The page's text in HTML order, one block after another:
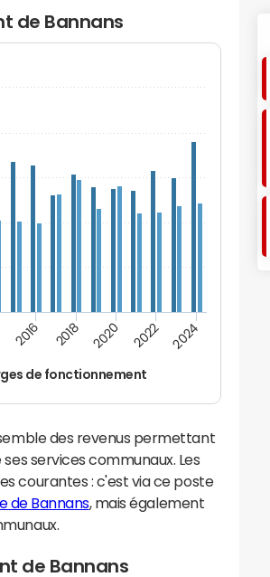
de Bannans
de fonctionnement
2016 2018 2020 2022 2024
des revenus permettant
services communaux. Les
courantes : c'est via ce poste
de Bannans, mais également
de Bannans